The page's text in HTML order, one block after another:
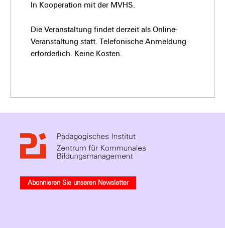
In Kooperation mit der MVHS.
Die Veranstaltung findet derzeit als Online-
Veranstaltung statt. Telefonische Anmeldung
erforderlich. Keine Kosten.
Abonnieren Sie unseren Newsletter